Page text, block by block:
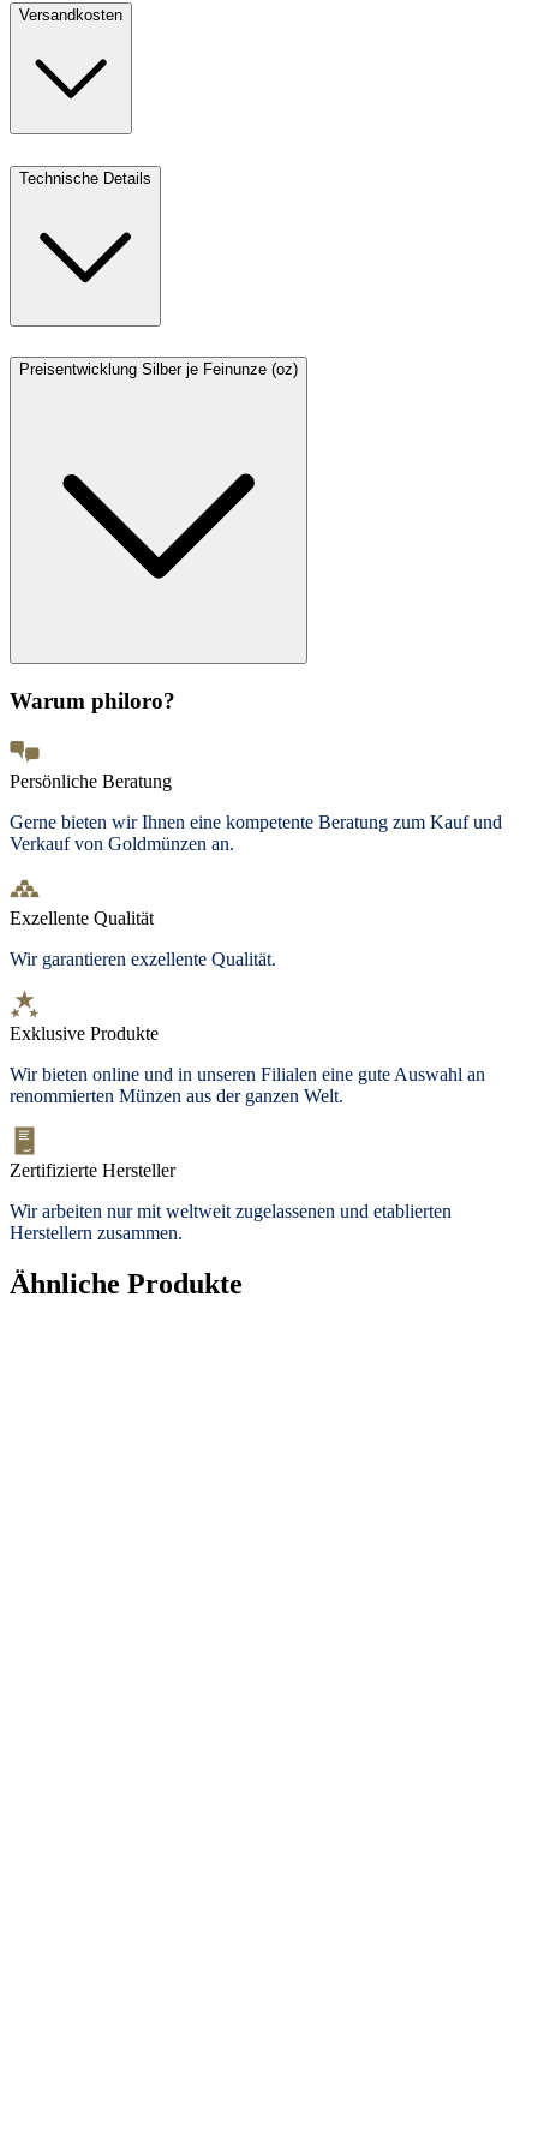
Versandkosten
Technische Details
Preisentwicklung Silber je Feinunze (oz)
Warum philoro?
Persönliche Beratung
Gerne bieten wir Ihnen eine kompetente Beratung zum Kauf und
Verkauf von Goldmünzen an.
Exzellente Qualität
Wir garantieren exzellente Qualität.
Exklusive Produkte
Wir bieten online und in unseren Filialen eine gute Auswahl an
renommierten Münzen aus der ganzen Welt.
Zertifizierte Hersteller
Wir arbeiten nur mit weltweit zugelassenen und etablierten
Herstellern zusammen.
Ähnliche Produkte